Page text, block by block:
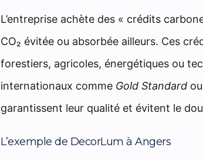
L’entreprise achète des « crédits
CO₂ évitée ou absorbée ailleurs. Ces
forestiers, agricoles, énergétiques ou
internationaux comme Gold Standard ou
garantissent leur qualité et évitent le
L’exemple de DecorLum à Angers